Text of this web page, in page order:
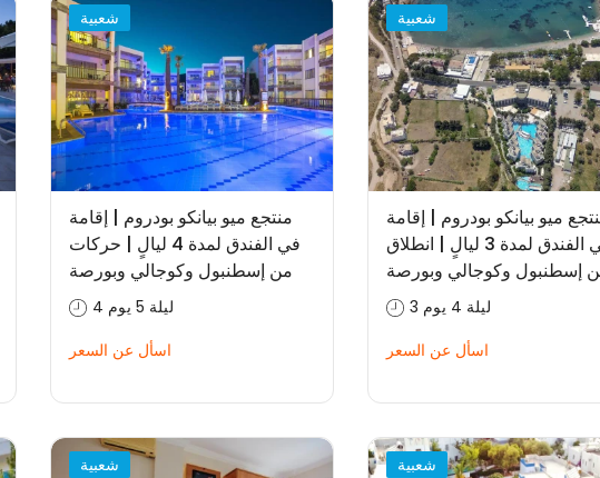
شعبية
منتجع ميو بيانكو بودروم | إقامة
في الفندق لمدة 4 ليالٍ | حركات
من إسطنبول وكوجالي وبورصة
4 ليلة 5 يوم
اسأل عن السعر
شعبية
ميو بيانكو بودروم | إقامة
في الفندق لمدة 3 ليالٍ | انطلاق
إسطنبول وكوجالي وبورصة
3 ليلة 4 يوم
اسأل عن السعر
شعبية شعبية